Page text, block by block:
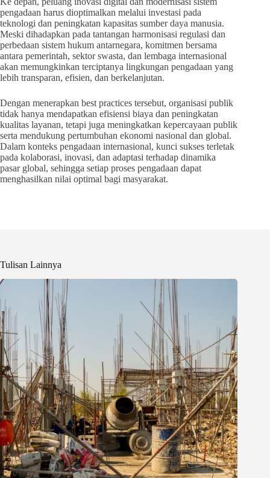
pengadaan harus dioptimalkan melalui investasi pada
teknologi dan peningkatan kapasitas sumber daya manusia.
Meski dihadapkan pada tantangan harmonisasi regulasi dan
perbedaan sistem hukum antarnegara, komitmen bersama
antara pemerintah, sektor swasta, dan lembaga internasional
akan memungkinkan terciptanya lingkungan pengadaan yang
lebih transparan, efisien, dan berkelanjutan.
Dengan menerapkan best practices tersebut, organisasi publik
tidak hanya mendapatkan efisiensi biaya dan peningkatan
kualitas layanan, tetapi juga meningkatkan kepercayaan publik
serta mendukung pertumbuhan ekonomi nasional dan global.
Dalam konteks pengadaan internasional, kunci sukses terletak
pada kolaborasi, inovasi, dan adaptasi terhadap dinamika
pasar global, sehingga setiap proses pengadaan dapat
menghasilkan nilai optimal bagi masyarakat.
Tulisan Lainnya